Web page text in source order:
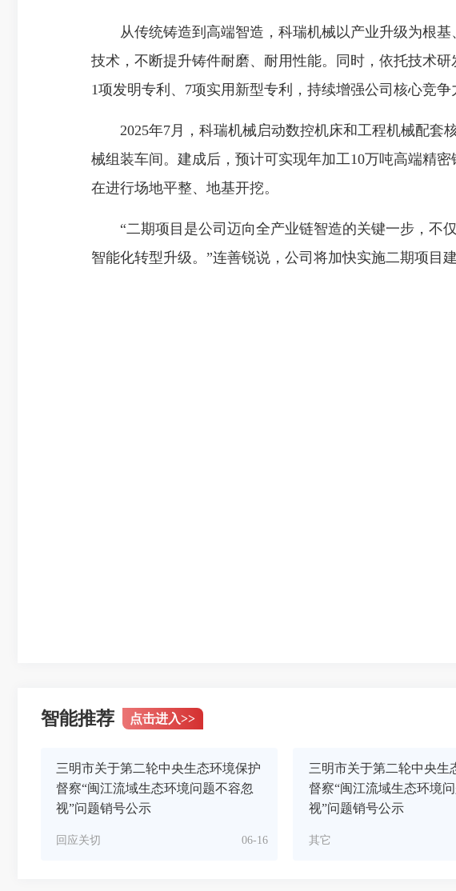
从传统铸造到高端智造，科瑞机械以产业升级为根基
技术，不断提升铸件耐磨、耐用性能。同时，依托技术
1项发明专利、7项实用新型专利，持续增强公司核心竞争
2025年7月，科瑞机械启动数控机床和工程机械配套
械组装车间。建成后，预计可实现年加工10万吨高端精
在进行场地平整、地基开挖。
“二期项目是公司迈向全产业链智造的关键一步，不
智能化转型升级。”连善锐说，公司将加快实施二期项目
智能推荐 点击进入>>
三明市关于第二轮中央生态环境保护
督察“闽江流域生态环境问题不容忽
视”问题销号公示
06-16
回应关切
三明市关于第二轮中央生
督察“闽江流域生态环境
视”问题销号公示
其它